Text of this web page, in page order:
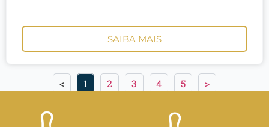
SAIBA MAIS
< 1 2 3 4 5 >